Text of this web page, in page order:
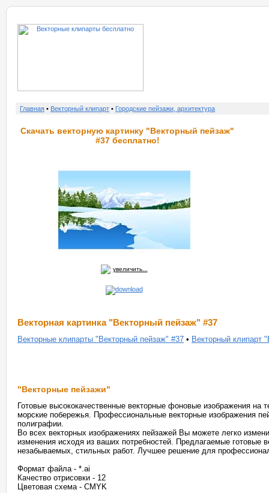
Главная • Векторный клипарт • Городские пейзажи, архитектура
Скачать векторную картинку "Векторный пейзаж"
#37 бесплатно!
увеличить...
Векторная картинка "Векторный пейзаж" #37
Векторные клипарты "Векторный пейзаж" #37 • Векторный клипарт
"Векторные пейзажи"
Готовые высококачественные векторные фоновые изображения на
морские побережья. Профессиональные векторные изображения
полиграфии.
Во всех векторных изображениях пейзажей Вы можете легко
изменения исходя из ваших потребностей. Предлагаемые готовые
незабываемых, стильных работ. Лучшее решение для
Формат файла - *.ai
Качество отрисовки - 12
Цветовая схема - CMYK